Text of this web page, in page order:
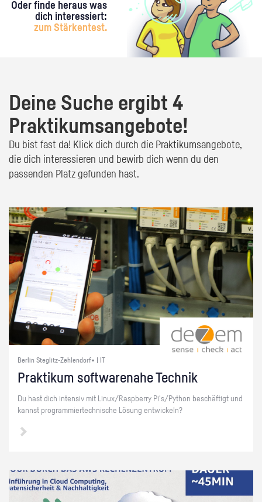
Oder finde heraus was
dich interessiert:
zum Stärkentest.
Deine Suche ergibt 4
Praktikumsangebote!
Du bist fast da! Klick dich durch die Praktikumsangebote,
die dich interessieren und bewirb dich wenn du den
passenden Platz gefunden hast.
Berlin Steglitz-Zehlendorf+ | IT
Prak­ti­kum soft­ware­na­he Tech­nik
Du hast dich in­ten­siv mit Linux/Raspber­ry Pi's/Py­thon be­schäf­tigt und
kannst pro­gram­mier­tech­ni­sche Lö­sung ent­wi­ckeln?